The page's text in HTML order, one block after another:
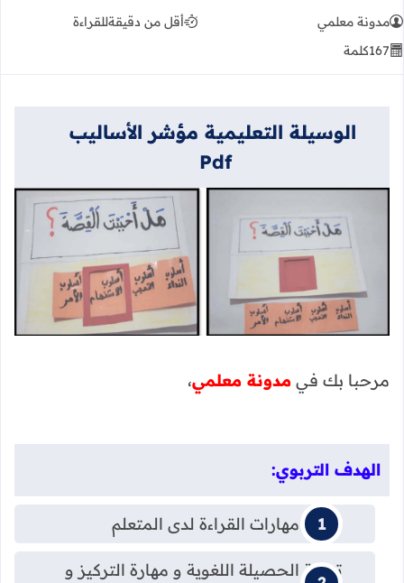
مدونة معلمي أقل من دقيقةللقراءة
167كلمة
الوسيلة التعليمية مؤشر الأساليب
Pdf
مرحبا بك في مدونة معلمي،
الهدف التربوي:
تنمية مهارات القراءة لدى المتعلم
تنمية الحصيلة اللغوية و مهارة التركيز و